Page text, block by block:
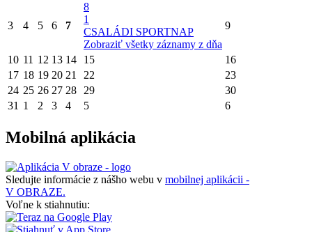
3 4 5 6 7
8
1
CSALÁDI SPORTNAP
Zobraziť všetky záznamy z dňa
9
10 11 12 13 14 15
16
17 18 19 20 21 22
23
24 25 26 27 28 29
30
31 1 2 3 4 5 6
Mobilná aplikácia
Sledujte informácie z nášho webu v mobilnej aplikácii -
V OBRAZE.
Voľne k stiahnutiu: